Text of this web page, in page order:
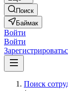
Поиск
Баймак
Войти
Войти
Поиск